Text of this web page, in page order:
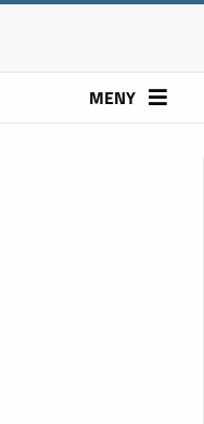
MENY